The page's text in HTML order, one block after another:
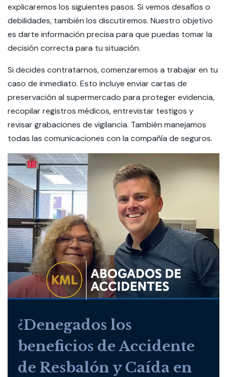
explicaremos los siguientes pasos. Si vemos desafíos o
debilidades, también los discutiremos. Nuestro objetivo
es darte información precisa para que puedas tomar la
decisión correcta para tu situación.
Si decides contratarnos, comenzaremos a trabajar en tu
caso de inmediato. Esto incluye enviar cartas de
preservación al supermercado para proteger evidencia,
recopilar registros médicos, entrevistar testigos y
revisar grabaciones de vigilancia. También manejamos
todas las comunicaciones con la compañía de seguros.
¿Denegados los
beneficios de Accidente
de Resbalón y Caída en